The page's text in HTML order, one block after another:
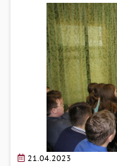
21.04.2023